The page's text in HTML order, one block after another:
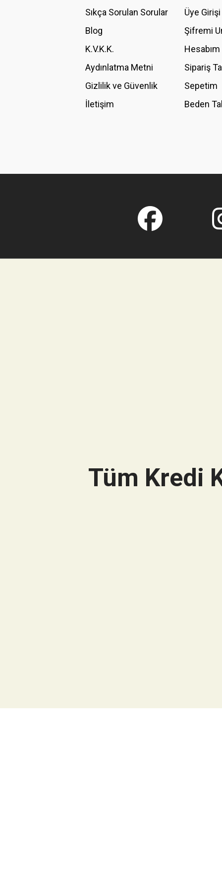
Ürün açıklamasında eksik bilgiler bulunuyor.
Ürün fiyatı diğer sitelerden daha pahalı.
Bu ürüne benzer farklı alternatifler olmalı.
Sıkça Sorulan Sorular
Blog
K.V.K.K.
Aydınlatma Metni
Gizlilik ve Güvenlik
İletişim
Üye Girişi
Şifremi
Hesabım
Sipariş
Sepetim
Beden
Tüm Kredi